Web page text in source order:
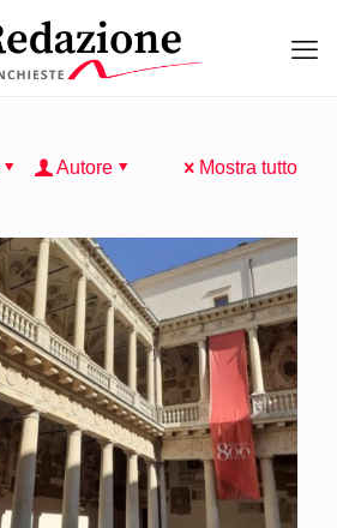
Autore Mostra tutto